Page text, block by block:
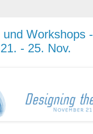
Workshops -
- 25. Nov.